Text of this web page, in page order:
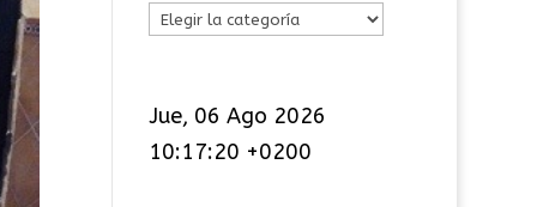
C
e
g
Jue, 06 Ago 2026
10:17:20 +0200